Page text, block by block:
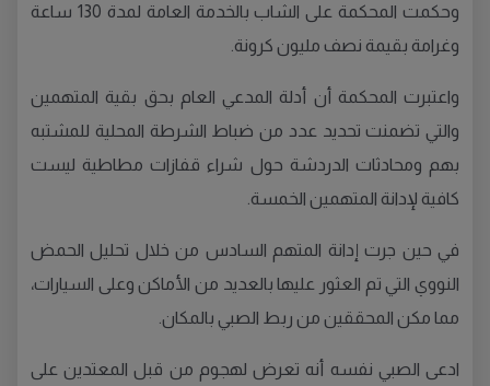
وحكمت المحكمة على الشاب بالخدمة العامة لمدة 130 ساعة
وغرامة بقيمة نصف مليون كرونة.
واعتبرت المحكمة أن أدلة المدعي العام بحق بقية المتهمين
والتي تضمنت تحديد عدد من ضباط الشرطة المحلية للمشتبه
بهم ومحادثات الدردشة حول شراء قفازات مطاطية ليست
كافية لإدانة المتهمين الخمسة.
في حين جرت إدانة المتهم السادس من خلال تحليل الحمض
النووي التي تم العثور عليها بالعديد من الأماكن وعلى السيارات،
مما مكن المحققين من ربط الصبي بالمكان.
ادعى الصبي نفسه أنه تعرض لهجوم من قبل المعتدين على